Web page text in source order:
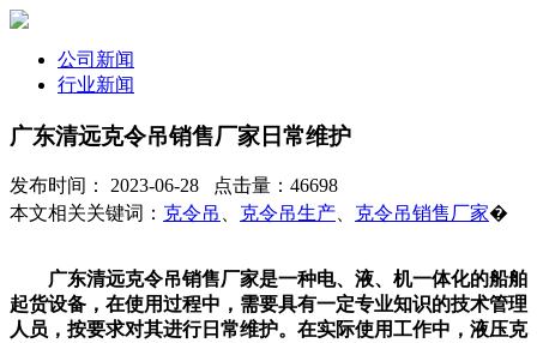
公司新闻
行业新闻
广东清远克令吊销售厂家日常维护
发布时间： 2023-06-28 点击量：46698
本文相关关键词： 克令吊 、 克令吊生产、 克令吊销售厂家�
广东清远克令吊销售厂家是一种电、液、机一体化的船舶
起货设备，在使用过程中，需要具有一定专业知识的技术管理
人员，按要求对其进行日常维护。在实际使用工作中，液压克